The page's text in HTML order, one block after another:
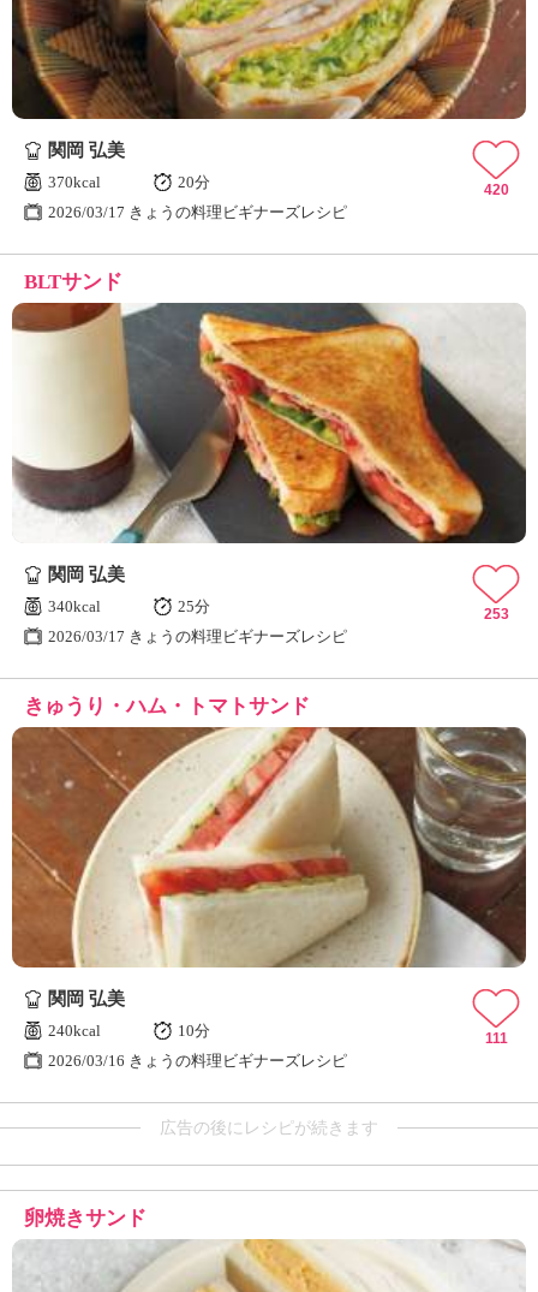
関岡 弘美
370kcal
20分
2026/03/17 きょうの料理ビギナーズレシピ
420
BLTサンド
関岡 弘美
340kcal
25分
2026/03/17 きょうの料理ビギナーズレシピ
253
きゅうり・ハム・トマトサンド
関岡 弘美
240kcal
10分
2026/03/16 きょうの料理ビギナーズレシピ
111
広告の後にレシピが続きます
卵焼きサンド